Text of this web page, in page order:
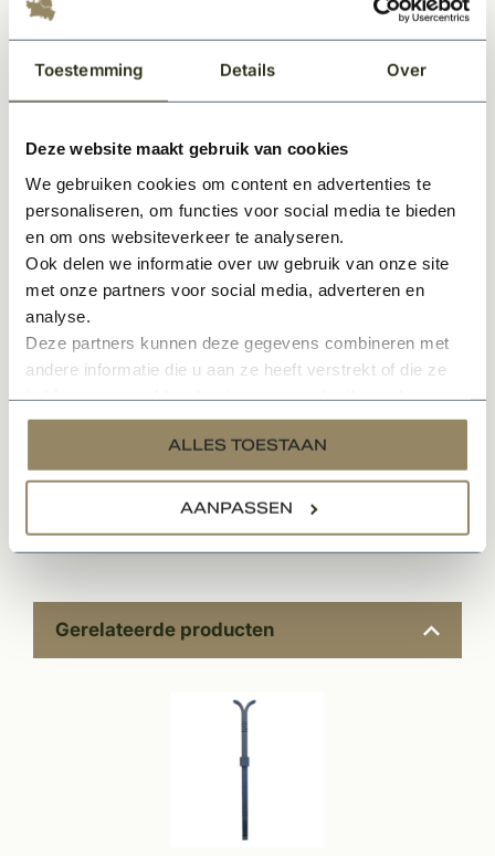
Toestemming Details Over
Deze website maakt gebruik van cookies
We gebruiken cookies om content en advertenties te
personaliseren, om functies voor social media te bieden
en om ons websiteverkeer te analyseren.
Ook delen we informatie over uw gebruik van onze site
met onze partners voor social media, adverteren en
analyse.
Deze partners kunnen deze gegevens combineren met
andere informatie die u aan ze heeft verstrekt of die ze
services.
ALLES TOESTAAN
AANPASSEN
Totaal hoogte 56 cm
2 authentiek gesmede eindkrullen
Antiroest behandeld / zwart RAL 9005
2 inox (rvs) draadstangen om chemisch te verankeren
gaan roesten.
Montageadvies: Wij adviseren u het muuranker te
monteren d.m.v. het voorboren van een gaatje met 1
boormaat groter dan het bijgeleverde draadstaal.
Vervolgens kunt u het gaatje vullen met een chemisch
Specificaties
Documenten
Gerelateerde producten